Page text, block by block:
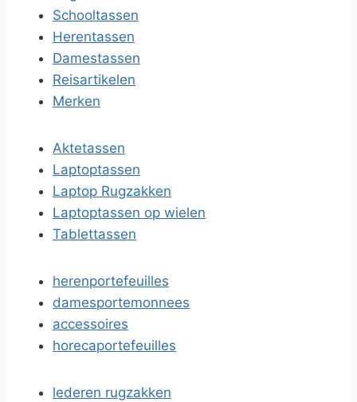
Schooltassen
Herentassen
Damestassen
Reisartikelen
Merken
Aktetassen
Laptoptassen
Laptop Rugzakken
Laptoptassen op wielen
Tablettassen
herenportefeuilles
damesportemonnees
accessoires
horecaportefeuilles
lederen rugzakken